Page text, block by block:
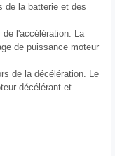
de la batterie et des
l'accélération. La
de puissance moteur
de la décélération. Le
décélérant et